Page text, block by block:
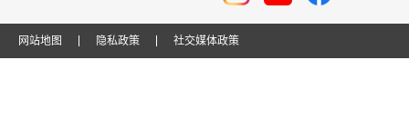
网站地图 隐私政策 社交媒体政策